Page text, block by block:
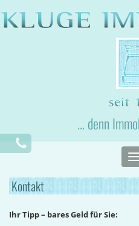
... denn
Kontakt
Ihr Tipp – bares Geld für Sie: